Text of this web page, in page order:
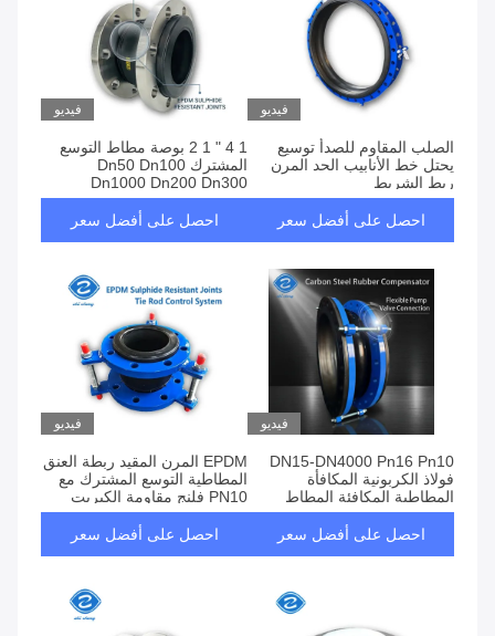
فيديو
الصلب المقاوم للصدأ توسيع
يحتل خط الأنابيب الحد المرن
ربط الشريط
احصل على أفضل سعر
فيديو
1 4 " 1 2 بوصة مطاط التوسع
المشترك Dn50 Dn100
Dn1000 Dn200 Dn300
Dn350 فلنج Pn80
احصل على أفضل سعر
فيديو
DN15-DN4000 Pn16 Pn10
فولاذ الكربونية المكافأة
المطاطية المكافئة المطاط
الايبوكسي أحادي الكرة
احصل على أفضل سعر
فيديو
EPDM المرن المقيد ربطة العنق
المطاطية التوسع المشترك مع
PN10 فلنج مقاومة الكبريت
احصل على أفضل سعر